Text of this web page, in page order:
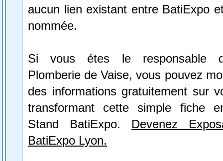
aucun lien existant entre BatiExpo
nommée.
Si vous étes le responsable
Plomberie de Vaise, vous pouvez
des informations gratuitement sur
transformant cette simple fiche
Stand BatiExpo. Devenez
BatiExpo Lyon.